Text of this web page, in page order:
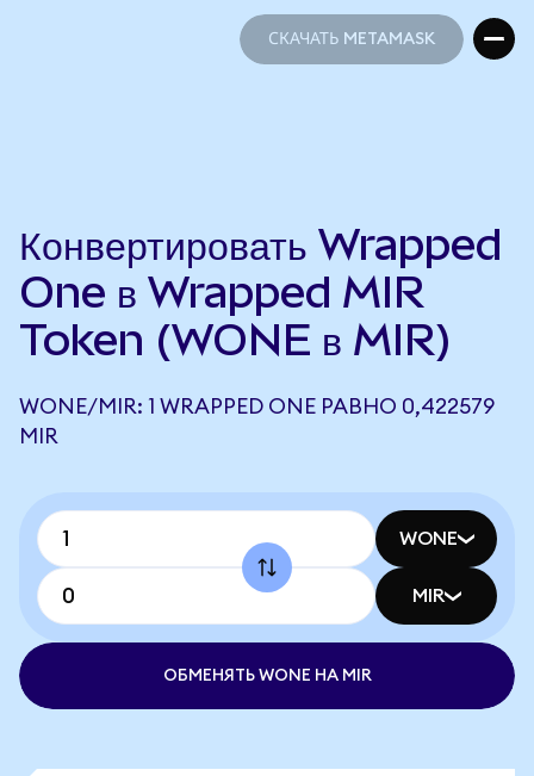
СКАЧАТЬ METAMASK
Конвертировать Wrapped
One в Wrapped MIR
Token (WONE в MIR)
WONE/MIR: 1 WRAPPED ONE РАВНО 0,422579
MIR
WONE
MIR
ОБМЕНЯТЬ WONE НА MIR